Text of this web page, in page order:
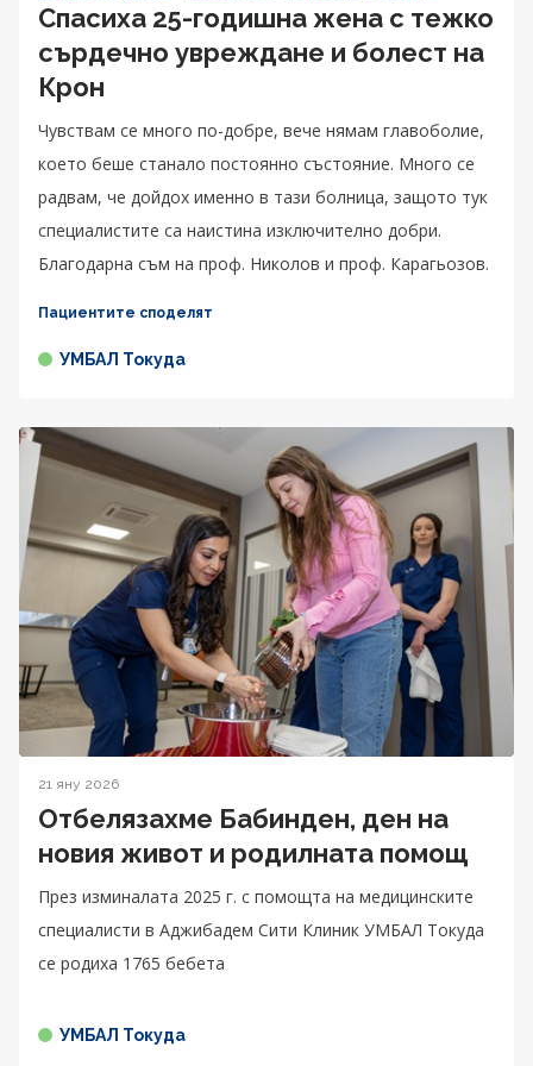
Спасиха 25-годишна жена с тежко
сърдечно увреждане и болест на
Крон
Чувствам се много по-добре, вече нямам главоболие,
което беше станало постоянно състояние. Много се
радвам, че дойдох именно в тази болница, защото тук
специалистите са наистина изключително добри.
Благодарна съм на проф. Николов и проф. Карагьозов.
Пациентите споделят
УМБАЛ Токуда
21 яну 2026
Отбелязахме Бабинден, ден на
новия живот и родилната помощ
През изминалата 2025 г. с помощта на медицинските
специалисти в Аджибадем Сити Клиник УМБАЛ Токуда
се родиха 1765 бебета
УМБАЛ Токуда